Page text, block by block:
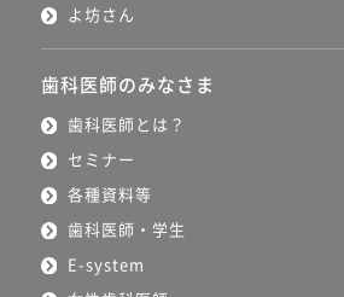
よ坊さん
歯科医師のみなさま
歯科医師とは？
セミナー
各種資料等
歯科医師・学生
E-system